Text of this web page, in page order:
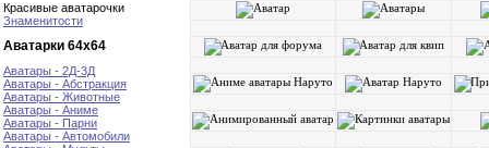
Красивые аватарочки
Знаменитости
Аватарки 64х64
Аватары - 2Д-3Д
Аватары - Абстракция
Аватары - Животные
Аватары - Аниме
Аватары - Парни
Аватары - Автомобили